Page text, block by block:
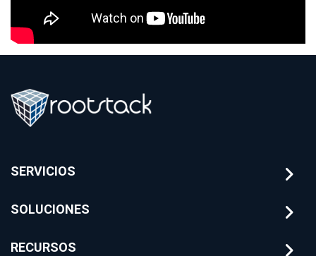
SERVICIOS
SOLUCIONES
RECURSOS